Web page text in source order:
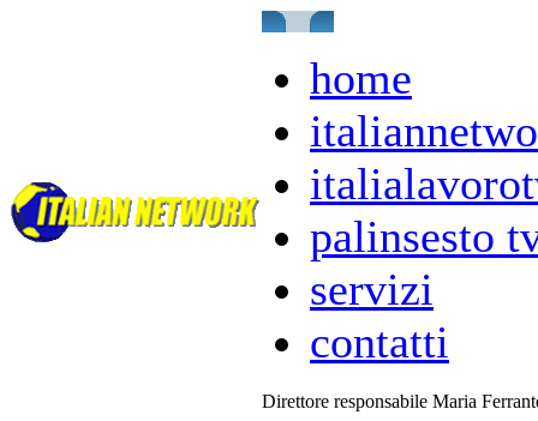
home
palinsesto
servizi
contatti
Direttore responsabile Maria